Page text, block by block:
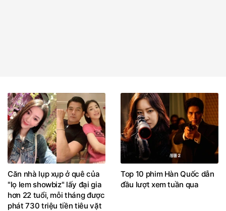
Căn nhà lụp xụp ở quê của
"lọ lem showbiz" lấy đại gia
hơn 22 tuổi, mỗi tháng được
phát 730 triệu tiền tiêu vặt
Top 10 phim Hàn Quốc dẫn
đầu lượt xem tuần qua